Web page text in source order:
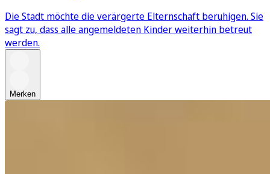
Die Stadt möchte die verärgerte Elternschaft beruhigen. Sie
sagt zu, dass alle angemeldeten Kinder weiterhin betreut
werden.
Merken